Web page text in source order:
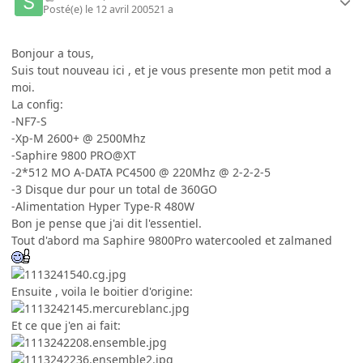
Posté(e) le 12 avril 200521 a
Bonjour a tous,
Suis tout nouveau ici , et je vous presente mon petit mod a
moi.
La config:
-NF7-S
-Xp-M 2600+ @ 2500Mhz
-Saphire 9800 PRO@XT
-2*512 MO A-DATA PC4500 @ 220Mhz @ 2-2-2-5
-3 Disque dur pour un total de 360GO
-Alimentation Hyper Type-R 480W
Bon je pense que j'ai dit l'essentiel.
Tout d'abord ma Saphire 9800Pro watercooled et zalmaned
Ensuite , voila le boitier d'origine:
Et ce que j'en ai fait: